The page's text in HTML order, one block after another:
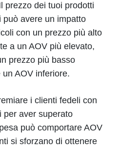
prezzo dei tuoi prodotti
avere un impatto
con un prezzo più alto
a un AOV più elevato,
prezzo più basso
AOV inferiore.
i clienti fedeli con
per aver superato
può comportare AOV
si sforzano di ottenere